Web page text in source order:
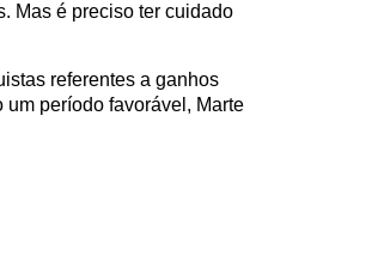
Mas é preciso ter cuidado
referentes a ganhos
período favorável, Marte